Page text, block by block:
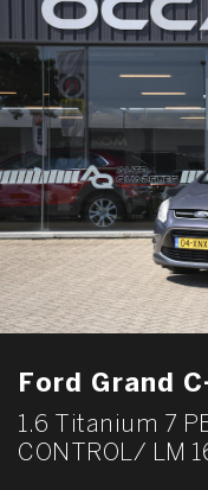
Ford Grand
1.6 Titanium 7
CONTROL/ LM